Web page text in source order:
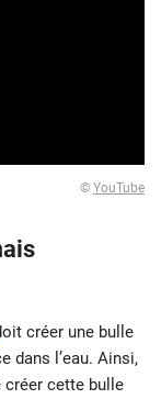
© YouTube
créer une bulle
dans l’eau. Ainsi,
cette bulle